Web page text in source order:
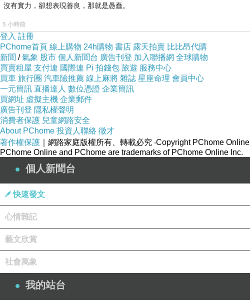
沒有實力，卻想表現善良，那就是愚蠢。
5 小時前
登入 註冊
PChome首頁 線上購物 24h購物 書店 露天拍賣 比比昂代購
新聞 /氣象 股市 個人新聞台 廣告刊登 加入聯播網 全球購物
買賣租屋 支付連 國際連 Pi 拍錢包 旅遊 服務中心
買車 旅行團 汽車險推薦 線上麻將 雜誌 星座命理 會員中心
一元簡訊 直播達人 數位憑證 企業簡訊
買網址 虛擬主機 企業郵件
廣告刊登 隱私權聲明
消費者保護 兒童網路安全
About PChome 投資人聯絡 徵才
著作權保護 ｜網路家庭版權所有、轉載必究 ‧Copyright PChome Online
PChome Online and PChome are trademarks of PChome Online Inc.
個人新聞台
快速發文
心情雜記
藝文欣賞
社會萬象
我的站台